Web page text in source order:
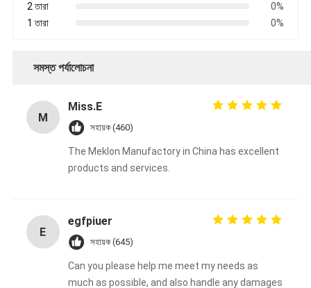
2 তারা
0%
1 তারা
0%
সমস্ত পর্যালোচনা
M
Miss.E
সহায়ক (460)
The Meklon Manufactory in China has excellent
products and services.
E
egfpiuer
সহায়ক (645)
Can you please help me meet my needs as
much as possible, and also handle any damages